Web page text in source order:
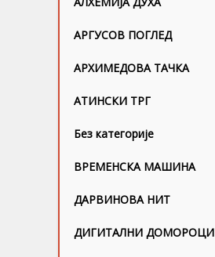
АРГУСОВ ПОГЛЕД
АРХИМЕДОВА ТАЧКА
АТИНСКИ ТРГ
Без категорије
ВРЕМЕНСКА МАШИНА
ДАРВИНОВА НИТ
ДИГИТАЛНИ ДОМОРОЦИ